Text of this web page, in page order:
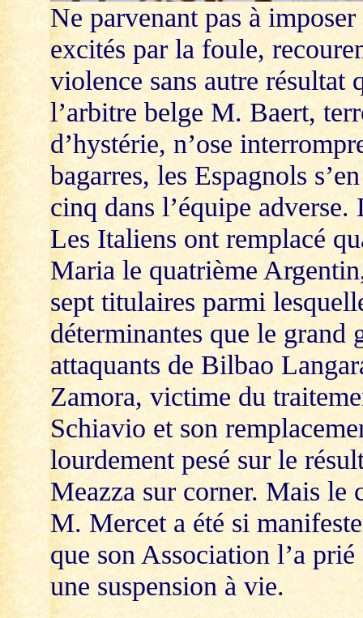
Ne parvenant pas à
excités par la foule,
violence sans autre résultat
l’arbitre belge M. Baert,
d’hystérie, n’ose
bagarres, les Espagnols
cinq dans l’équipe
Les Italiens ont remplacé
Maria le quatrième
sept titulaires parmi
déterminantes que le grand
attaquants de Bilbao
Zamora, victime du
Schiavio et son
lourdement pesé sur le
Meazza sur corner. Mais le
M. Mercet a été si
que son Association l’a
une suspension à vie.